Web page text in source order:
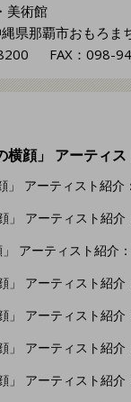
美術館
県那覇市おもろま
FAX：098-
横顔」 アーティ
」 アーティスト紹介
」 アーティスト紹介
」 アーティスト紹介
」 アーティスト紹
」 アーティスト紹介
」 アーティスト紹
」 アーティスト紹